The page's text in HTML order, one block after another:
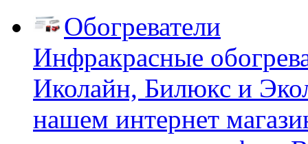
Обогреватели
Инфракрасные
Иколайн, Билюкс и
нашем интернет